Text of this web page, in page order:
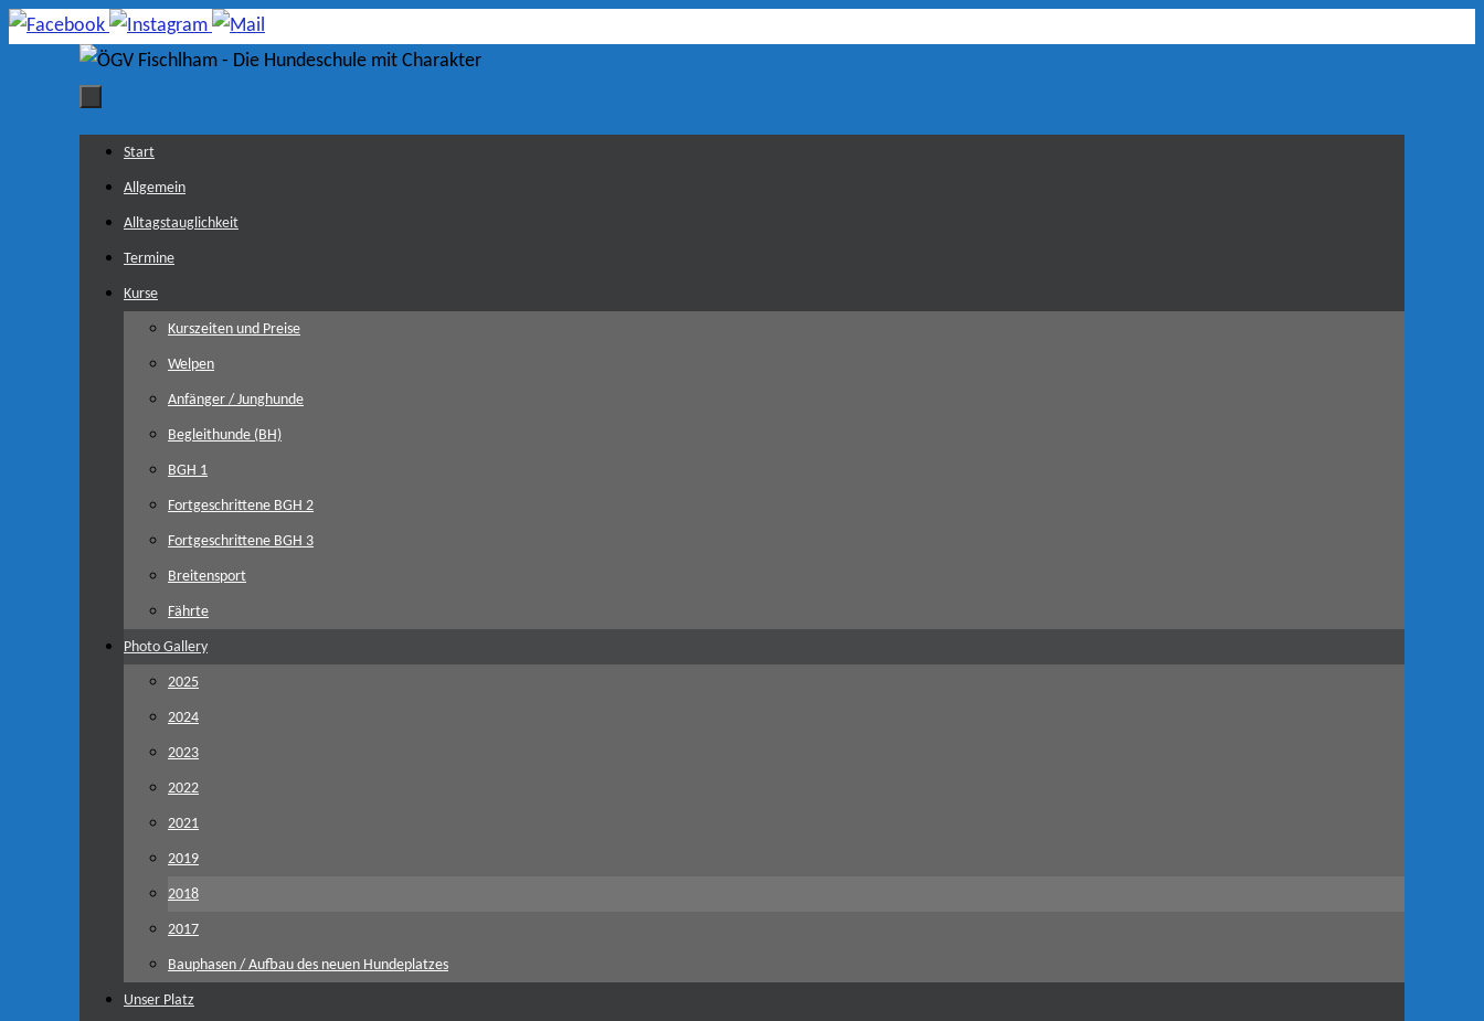
Zum
Zum
Inhalt
springen
Start
Allgemein
Alltagstauglichkeit
Termine
Kurse
Kurszeiten und Preise
Welpen
Anfänger / Junghunde
Begleithunde (BH)
BGH 1
Fortgeschrittene BGH 2
Fortgeschrittene BGH 3
Breitensport
Fährte
Photo Gallery
2025
2024
2023
2022
2021
2019
2018
2017
Bauphasen / Aufbau des neuen Hundeplatzes
Unser Platz